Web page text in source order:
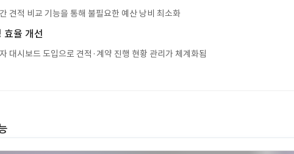
견적 비교 기능을 통해 불필요한 예산 낭비 최소화
효율 개선
대시보드 도입으로 견적·계약 진행 현황 관리가 체계화됨